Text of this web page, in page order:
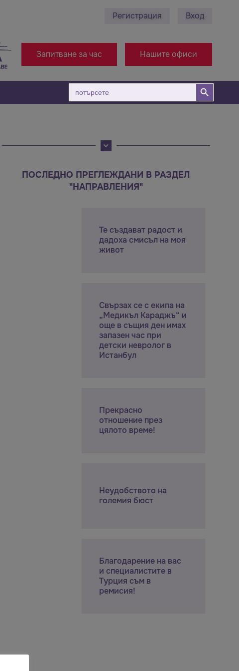
+38971314005 - Офис
Регистрация Вход
Запитване за час Нашите офиси
Търсене
за:
Бутон за търсене
ПОСЛЕДНО ПРЕГЛЕЖДАНИ В РАЗДЕЛ
"НАПРАВЛЕНИЯ"
Те създават радост и
дадоха смисъл на моя
живот
Свързах се с екипа на
„Медикъл Караджъ“ и
още в същия ден имах
запазен час при
детски невролог в
Истанбул
Прекрасно
отношение през
цялото време!
Неудобството на
големия бюст
Благодарение на вас
и специалистите в
Турция съм в
ремисия!